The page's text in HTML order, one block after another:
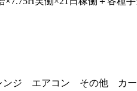
ジ エアコン その他 カー